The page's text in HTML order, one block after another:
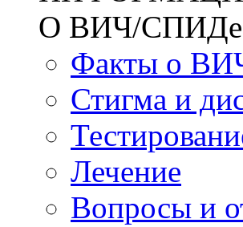
О ВИЧ/СПИДе
Факты о
Стигма и
Лечение
Вопросы и